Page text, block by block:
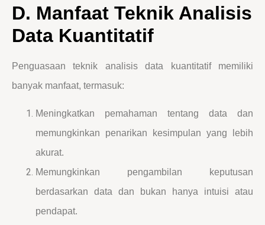
D. Manfaat Teknik Analisis
Data Kuantitatif
Penguasaan teknik analisis data kuantitatif memiliki
banyak manfaat, termasuk:
Meningkatkan pemahaman tentang data dan
memungkinkan penarikan kesimpulan yang lebih
akurat.
Memungkinkan pengambilan keputusan
berdasarkan data dan bukan hanya intuisi atau
pendapat.